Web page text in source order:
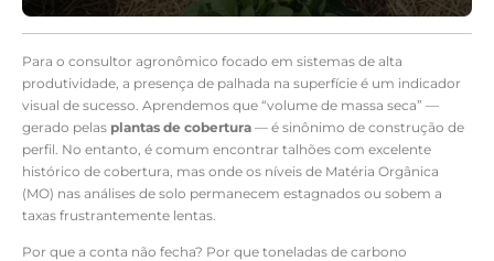
Para o consultor agronômico focado em sistemas de alta
produtividade, a presença de palhada na superfície é um indicador
visual de sucesso. Aprendemos que “volume de massa seca” —
gerado pelas plantas de cobertura — é sinônimo de construção de
perfil. No entanto, é comum encontrar talhões com excelente
histórico de cobertura, mas onde os níveis de Matéria Orgânica
(MO) nas análises de solo permanecem estagnados ou sobem a
taxas frustrantemente lentas.
Por que a conta não fecha? Por que toneladas de carbono